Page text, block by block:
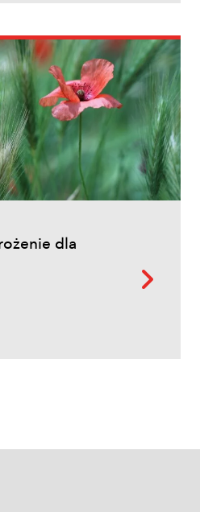
wiosną
dla